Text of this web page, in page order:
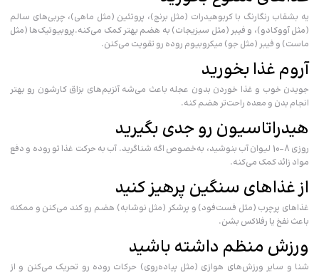
یه بشقاب رنگارنگ با کربوهیدرات (مثل برنج)، پروتئین (مثل ماهی)، چربی‌های سالم
(مثل آووکادو)، و فیبر (مثل سبزیجات) به هضم بهتر کمک می‌کنه.پروبیوتیک‌ها (مثل
ماست) و فیبر (مثل جو) میکروبیوم روده رو تقویت می‌کنن.
آروم غذا بخورید
جویدن خوب و غذا خوردن بدون عجله باعث می‌شه آنزیم‌های بزاق کارشون رو بهتر
انجام بدن و معده راحت‌تر هضم کنه.
هیدراتاسیون رو جدی بگیرید
روزی 8-10 لیوان آب بنوشید، به‌خصوص اگه شناگرید. آب به حرکت غذا تو روده و دفع
مواد زائد کمک می‌کنه.
از غذاهای سنگین پرهیز کنید
غذاهای پرچرب (مثل فست‌فود) و پرشکر (مثل نوشابه) هضم رو کند می‌کنن و ممکنه
باعث نفخ یا رفلاکس بشن.
ورزش منظم داشته باشید
شنا و سایر ورزش‌های هوازی (مثل پیاده‌روی) حرکات روده رو تحریک می‌کنن و از